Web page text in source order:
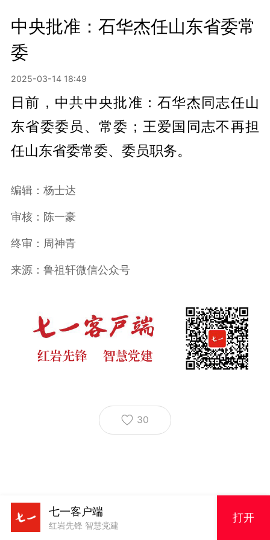
中央批准：石华杰任山东省委常
委
2025-03-14 18:49
日前，中共中央批准：石华杰同志任山
东省委委员、常委；王爱国同志不再担
任山东省委常委、委员职务。
编辑：杨士达
审核：陈一豪
终审：周神青
来源：鲁祖轩微信公众号
30
七一客户端
红岩先锋 智慧党建
打开